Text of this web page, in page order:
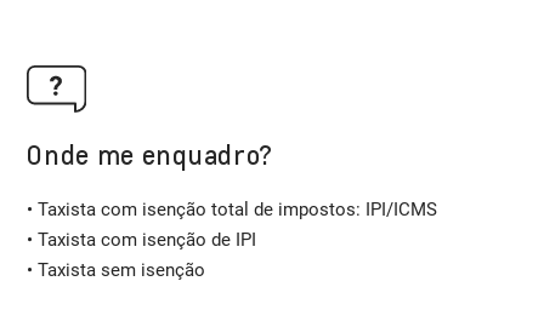
Onde me enquadro?
• Taxista com isenção total de impostos: IPI/ICMS
• Taxista com isenção de IPI
• Taxista sem isenção